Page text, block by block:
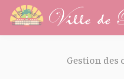
Gestion des
Cookies management panel